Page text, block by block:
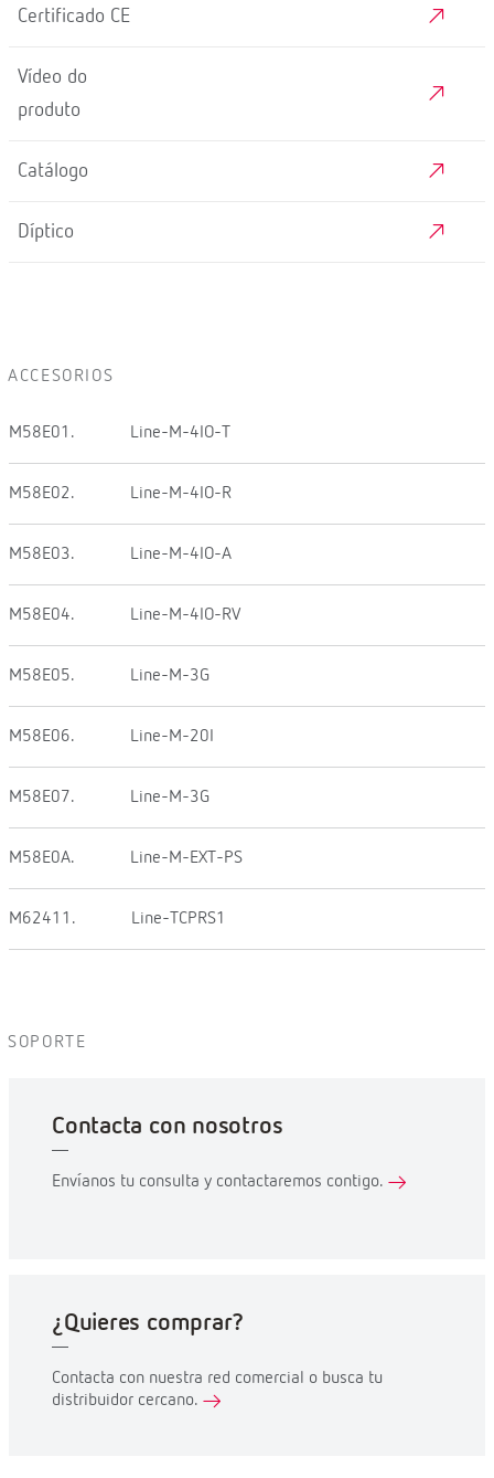
Certificado CE
Vídeo do
produto
Catálogo
Díptico
ACCESORIOS
M58E01. Line-M-4IO-T
M58E02. Line-M-4IO-R
M58E03. Line-M-4IO-A
M58E04. Line-M-4IO-RV
M58E05. Line-M-3G
M58E06. Line-M-20I
M58E07. Line-M-3G
M58E0A. Line-M-EXT-PS
M62411. Line-TCPRS1
SOPORTE
Contacta con nosotros
Envíanos tu consulta y contactaremos contigo.
¿Quieres comprar?
Contacta con nuestra red comercial o busca tu
distribuidor cercano.